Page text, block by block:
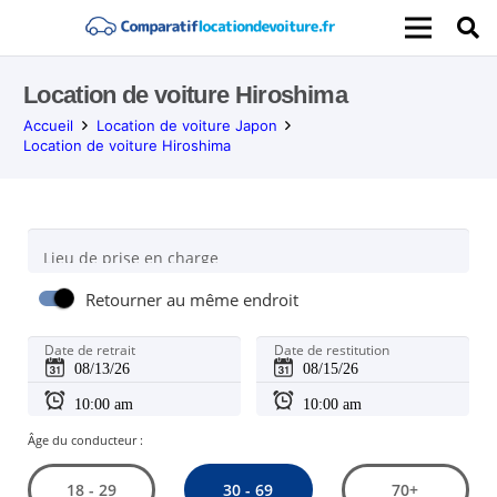
Location de voiture Hiroshima
Accueil
Location de voiture Japon
Location de voiture Hiroshima
Lieu de prise en charge
Retourner au même endroit
Date de retrait Date de restitution
Âge du conducteur :
18 - 29 30 - 69 70+